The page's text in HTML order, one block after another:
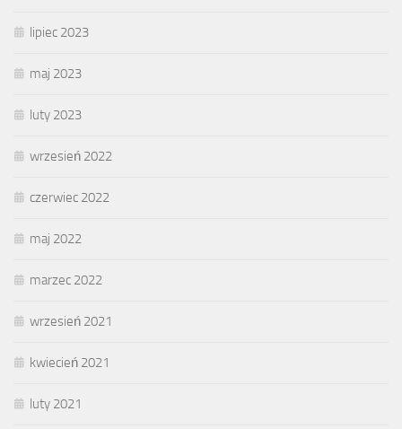
lipiec 2023
maj 2023
luty 2023
wrzesień 2022
czerwiec 2022
maj 2022
marzec 2022
wrzesień 2021
kwiecień 2021
luty 2021